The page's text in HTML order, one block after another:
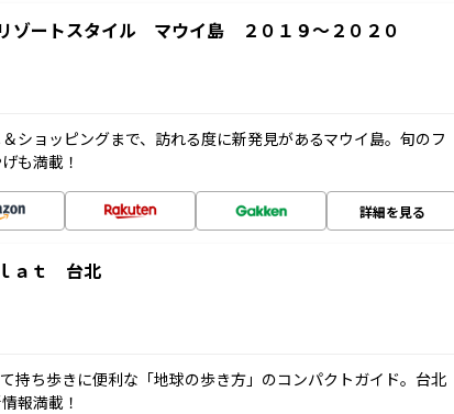
ートスタイル マウイ島 ２０１９～２０２０
ショッピングまで、訪れる度に新発見があるマウイ島。旬のフ
も満載！
詳細を見る
ａｔ 台北
持ち歩きに便利な「地球の歩き方」のコンパクトガイド。台北
報満載！